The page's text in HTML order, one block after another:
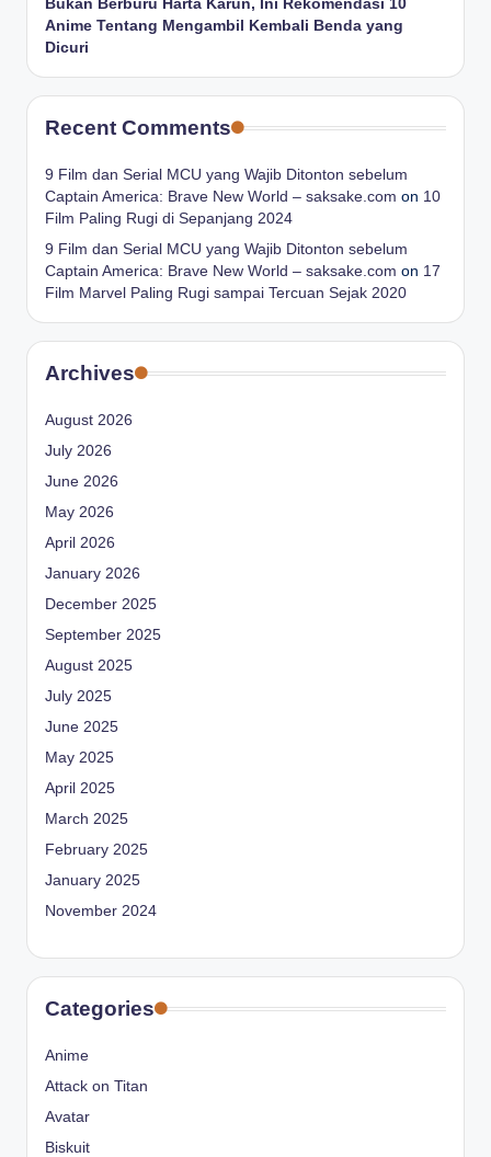
Bukan Berburu Harta Karun, Ini Rekomendasi 10
Anime Tentang Mengambil Kembali Benda yang
Dicuri
Recent Comments
9 Film dan Serial MCU yang Wajib Ditonton sebelum
Captain America: Brave New World – saksake.com on 10
Film Paling Rugi di Sepanjang 2024
9 Film dan Serial MCU yang Wajib Ditonton sebelum
Captain America: Brave New World – saksake.com on 17
Film Marvel Paling Rugi sampai Tercuan Sejak 2020
Archives
August 2026
July 2026
June 2026
May 2026
April 2026
January 2026
December 2025
September 2025
August 2025
July 2025
June 2025
May 2025
April 2025
March 2025
February 2025
January 2025
November 2024
Categories
Anime
Attack on Titan
Avatar
Biskuit